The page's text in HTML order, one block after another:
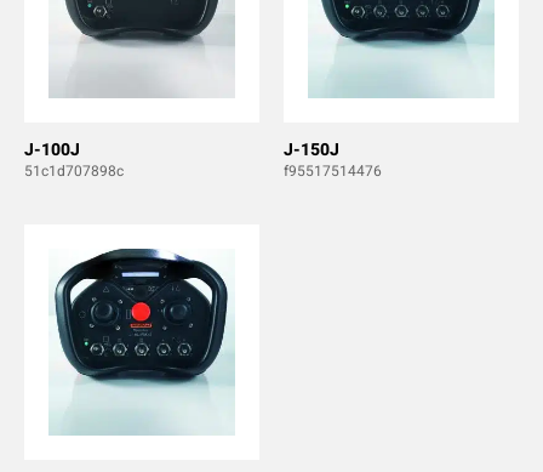
J-100J
51c1d707898c
J-150J
f95517514476